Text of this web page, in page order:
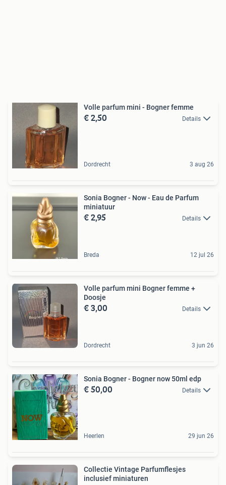
Volle parfum mini - Bogner femme
€ 2,50 Details
Dordrecht 3 aug 26
Sonia Bogner - Now - Eau de Parfum
miniatuur
€ 2,95 Details
Breda 12 jul 26
Volle parfum mini Bogner femme +
Doosje
€ 3,00 Details
Dordrecht 3 jun 26
Sonia Bogner - Bogner now 50ml edp
€ 50,00 Details
Heerlen 29 jun 26
Collectie Vintage Parfumflesjes
inclusief miniaturen